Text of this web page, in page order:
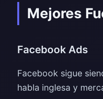
Mejores
Facebook Ads
Facebook sigue
habla inglesa y